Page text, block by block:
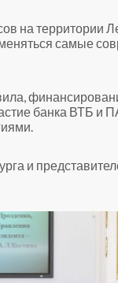
на территории
самые
банка ВТБ и
и